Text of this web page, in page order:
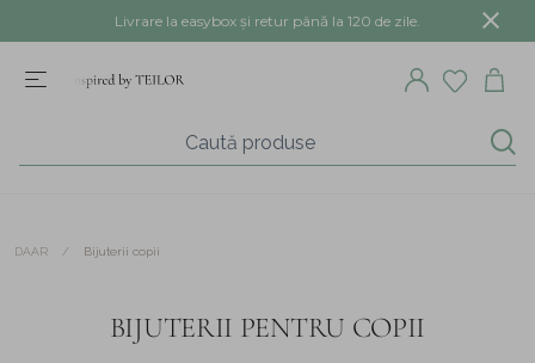
Livrare la easybox și retur până la 120 de zile.
DAAR / Bijuterii copii
BIJUTERII PENTRU COPII